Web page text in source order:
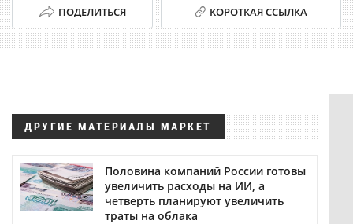
ПОДЕЛИТЬСЯ КОРОТКАЯ ССЫЛКА
ДРУГИЕ МАТЕРИАЛЫ МАРКЕТ
Половина компаний России готовы
увеличить расходы на ИИ, а
четверть планируют увеличить
траты на облака